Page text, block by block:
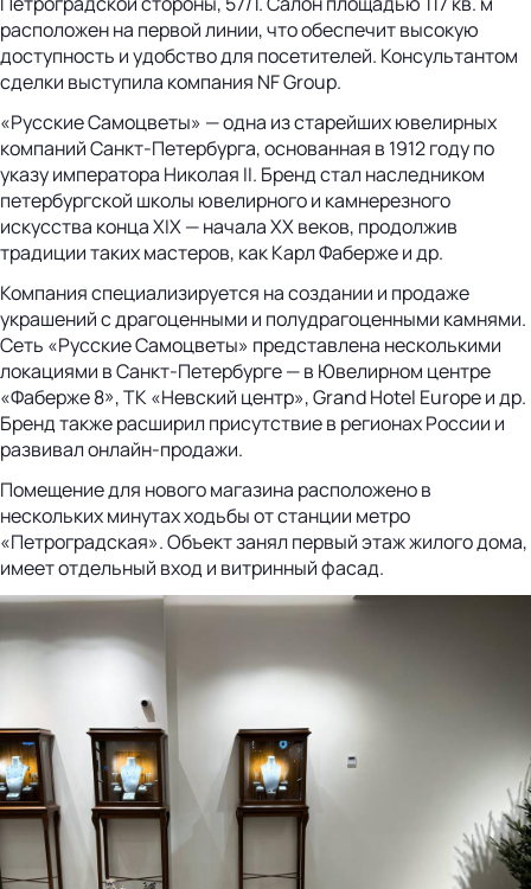
расположен на первой линии, что обеспечит высокую
доступность и удобство для посетителей. Консультантом
сделки выступила компания NF Group.
«Русские Самоцветы» — одна из старейших ювелирных
компаний Санкт-Петербурга, основанная в 1912 году по
указу императора Николая II. Бренд стал наследником
петербургской школы ювелирного и камнерезного
искусства конца XIX — начала XX веков, продолжив
традиции таких мастеров, как Карл Фаберже и др.
Компания специализируется на создании и продаже
украшений с драгоценными и полудрагоценными камнями.
Сеть «Русские Самоцветы» представлена несколькими
локациями в Санкт-Петербурге — в Ювелирном центре
«Фаберже 8», ТК «Невский центр», Grand Hotel Europe и др.
Бренд также расширил присутствие в регионах России и
развивал онлайн-продажи.
Помещение для нового магазина расположено в
нескольких минутах ходьбы от станции метро
«Петроградская». Объект занял первый этаж жилого дома,
имеет отдельный вход и витринный фасад.